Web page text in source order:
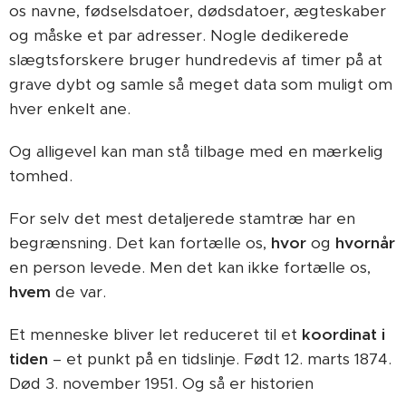
os navne, fødselsdatoer, dødsdatoer, ægteskaber
og måske et par adresser. Nogle dedikerede
slægtsforskere bruger hundredevis af timer på at
grave dybt og samle så meget data som muligt om
hver enkelt ane.
Og alligevel kan man stå tilbage med en mærkelig
tomhed.
For selv det mest detaljerede stamtræ har en
begrænsning. Det kan fortælle os, hvor og hvornår
en person levede. Men det kan ikke fortælle os,
hvem de var.
Et menneske bliver let reduceret til et koordinat i
tiden – et punkt på en tidslinje. Født 12. marts 1874.
Død 3. november 1951. Og så er historien